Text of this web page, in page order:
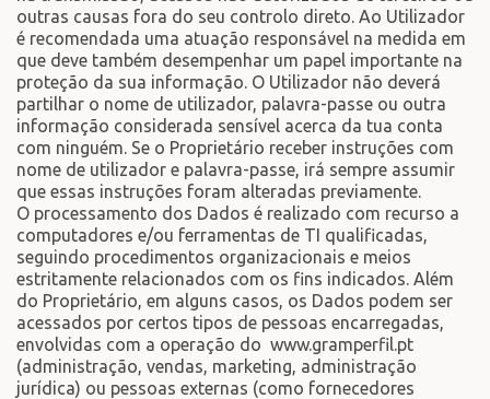
outras causas fora do seu controlo direto. Ao Utilizador
é recomendada uma atuação responsável na medida em
que deve também desempenhar um papel importante na
proteção da sua informação. O Utilizador não deverá
partilhar o nome de utilizador, palavra-passe ou outra
informação considerada sensível acerca da tua conta
com ninguém. Se o Proprietário receber instruções com
nome de utilizador e palavra-passe, irá sempre assumir
que essas instruções foram alteradas previamente.
O processamento dos Dados é realizado com recurso a
computadores e/ou ferramentas de TI qualificadas,
seguindo procedimentos organizacionais e meios
estritamente relacionados com os fins indicados. Além
do Proprietário, em alguns casos, os Dados podem ser
acessados por certos tipos de pessoas encarregadas,
envolvidas com a operação do www.gramperfil.pt
(administração, vendas, marketing, administração
jurídica) ou pessoas externas (como fornecedores